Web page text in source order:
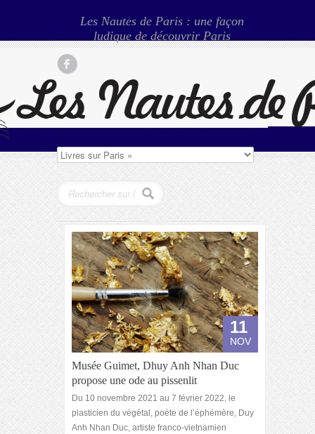
Les Nautes de Paris : une façon
ludique de découvrir Paris
11
NOV
Musée Guimet, Dhuy Anh Nhan Duc
propose une ode au pissenlit
Du 10 novembre 2021 au 7 février 2022, le
plasticien du végétal, poète de l’éphémère, Duy
Anh Nhan Duc, artiste franco-vietnamien